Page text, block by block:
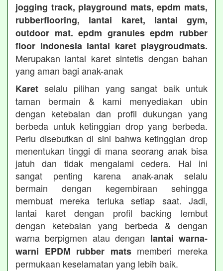
jogging track, playground mats, epdm mats,
rubberflooring, lantai karet, lantai gym,
outdoor mat. epdm granules epdm rubber
floor indonesia lantai karet playgroudmats.
Merupakan lantai karet sintetis dengan bahan
yang aman bagi anak-anak
Karet selalu pilihan yang sangat baik untuk
taman bermain & kami menyediakan ubin
dengan ketebalan dan profil dukungan yang
berbeda untuk ketinggian drop yang berbeda.
Perlu disebutkan di sini bahwa ketinggian drop
menentukan tinggi di mana seorang anak bisa
jatuh dan tidak mengalami cedera. Hal ini
sangat penting karena anak-anak selalu
bermain dengan kegembiraan sehingga
membuat mereka terluka setiap saat. Jadi,
lantai karet dengan profil backing lembut
dengan ketebalan yang berbeda & dengan
warna berpigmen atau dengan lantai warna-
warni EPDM rubber matsmemberi mereka
permukaan keselamatan yang lebih baik.